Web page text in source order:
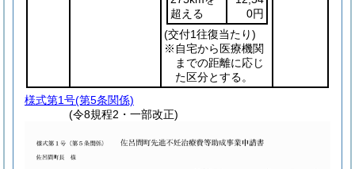
超える
0円
(交付1往復当たり)
※自宅から医療機関
までの距離に応じ
た区分とする。
様式第1号(第5条関係)
(令8規程2・一部改正)